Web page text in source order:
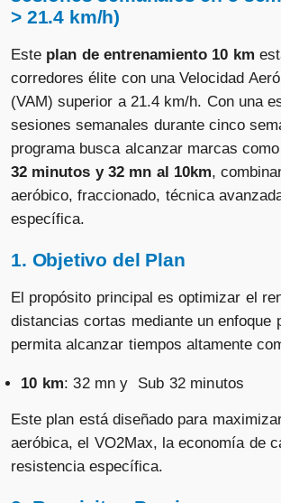
> 21.4 km/h)
Este plan de entrenamiento 10 km
corredores élite con una Velocidad
(VAM) superior a 21.4 km/h. Con una
sesiones semanales durante cinco
programa busca alcanzar marcas como
32 minutos y 32 mn al 10km,
aeróbico, fraccionado, técnica
específica.
1. Objetivo del Plan
El propósito principal es optimizar el
distancias cortas mediante un enfoque
permita alcanzar tiempos altamente
10 km: 32 mn y Sub 32 minutos
Este plan está diseñado para
aeróbica, el VO2Max, la economía de
resistencia específica.